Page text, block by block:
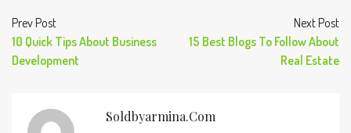
Prev Post
10 Quick Tips About Business
Development
Next Post
15 Best Blogs To Follow About
Real Estate
Soldbyarmina.com